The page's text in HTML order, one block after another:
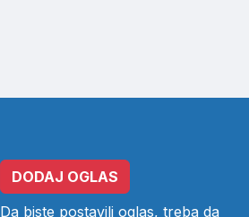
DODAJ OGLAS
Da biste postavili oglas, treba da